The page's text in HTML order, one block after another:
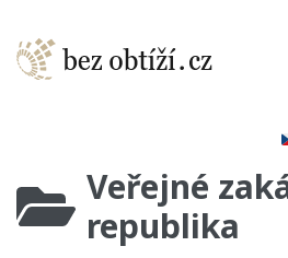
Veřejné
republika